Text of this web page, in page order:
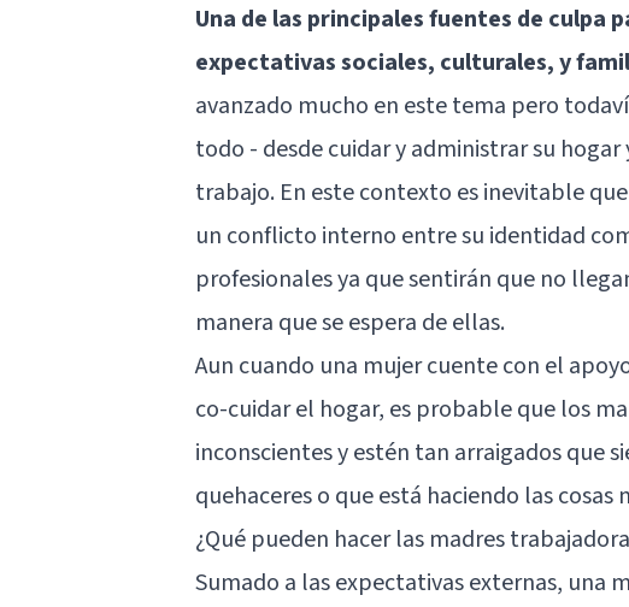
Una de las principales fuentes de culpa
expectativas sociales, culturales, y
avanzado mucho en este tema pero
todo - desde cuidar y administrar su
trabajo. En este contexto es inevitable
un conflicto interno entre su identidad
profesionales ya que sentirán que no
manera que se espera de ellas.
Aun cuando una mujer cuente con el
co-cuidar el hogar, es probable que los
inconscientes y estén tan arraigados que
quehaceres o que está haciendo las
¿Qué pueden hacer las madres
Sumado a las expectativas externas, una